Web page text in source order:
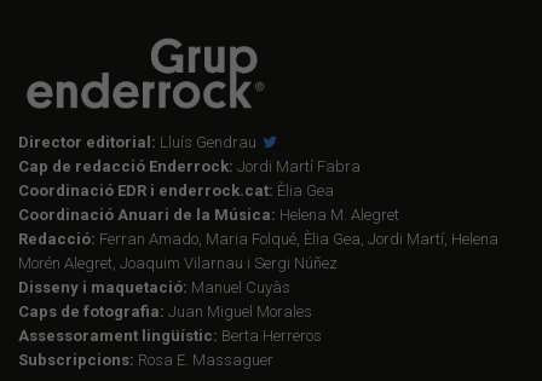
Director editorial: Lluís Gendrau
Cap de redacció Enderrock: Jordi Martí Fabra
Coordinació EDR i enderrock.cat: Èlia Gea
Coordinació Anuari de la Música: Helena M. Alegret
Redacció: Ferran Amado, Maria Folqué, Èlia Gea, Jordi Martí, Helena
Morén Alegret, Joaquim Vilarnau i Sergi Núñez
Disseny i maquetació: Manuel Cuyàs
Caps de fotografia: Juan Miguel Morales
Assessorament lingüístic: Berta Herreros
Subscripcions: Rosa E. Massaguer